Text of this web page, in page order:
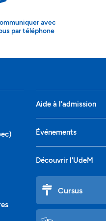
avec
par téléphone
Aide à l'admission
Événements
Découvrir l'UdeM
Cursus